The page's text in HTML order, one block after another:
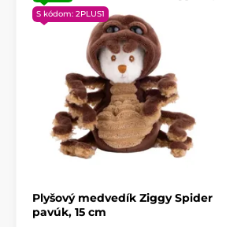
S kódom: 2PLUS1
Plyšový medvedík Ziggy Spider
pavúk, 15 cm